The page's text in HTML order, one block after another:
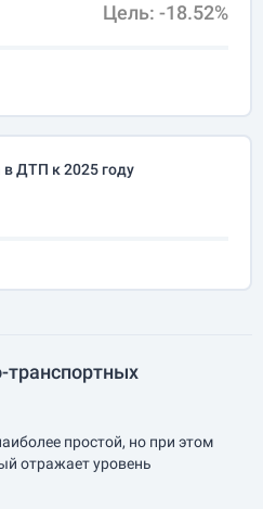
Цель: -18.52%
ДТП к 2025 году
простой, но при этом
отражает уровень